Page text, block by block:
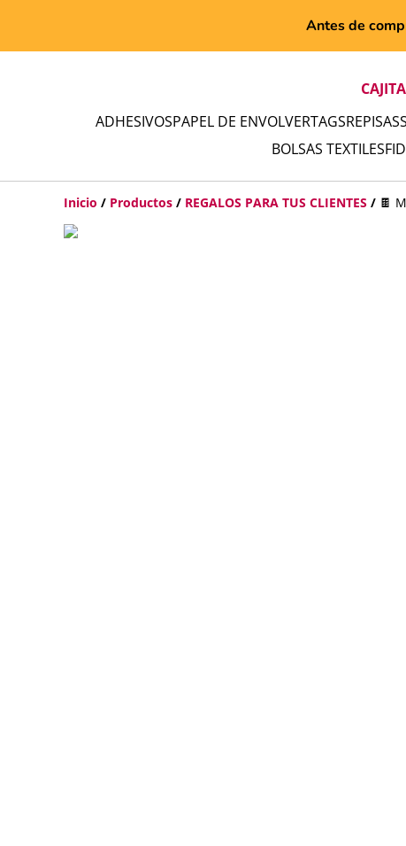
Antes de
ADHESIVOSPAPEL DE ENVOLVERTAGSREPISAS
BOLSAS TEXTILES
Inicio / Productos / REGALOS PARA TUS CLIENTES / 🍫